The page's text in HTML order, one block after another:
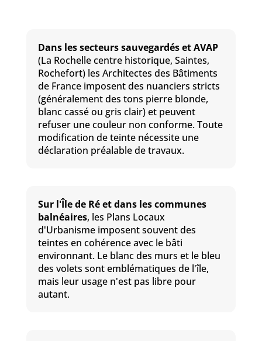
Dans les secteurs sauvegardés et AVAP
(La Rochelle centre historique, Saintes,
Rochefort) les Architectes des Bâtiments
de France imposent des nuanciers stricts
(généralement des tons pierre blonde,
blanc cassé ou gris clair) et peuvent
refuser une couleur non conforme. Toute
modification de teinte nécessite une
déclaration préalable de travaux.
Sur l'Île de Ré et dans les communes
balnéaires, les Plans Locaux
d'Urbanisme imposent souvent des
teintes en cohérence avec le bâti
environnant. Le blanc des murs et le bleu
des volets sont emblématiques de l'île,
mais leur usage n'est pas libre pour
autant.